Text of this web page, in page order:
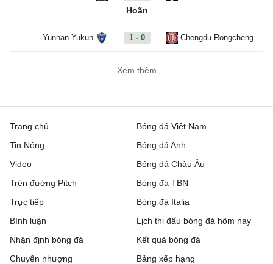
Hoãn
Yunnan Yukun 1 - 0 Chengdu Rongcheng
Xem thêm
Trang chủ
Tin Nóng
Video
Trên đường Pitch
Trực tiếp
Bóng đá Việt Nam
Bóng đá Anh
Bóng đá Châu Âu
Bóng đá TBN
Bóng đá Italia
Bình luận
Nhận định bóng đá
Chuyển nhượng
Lịch thi đấu bóng đá hôm nay
Kết quả bóng đá
Bảng xếp hạng